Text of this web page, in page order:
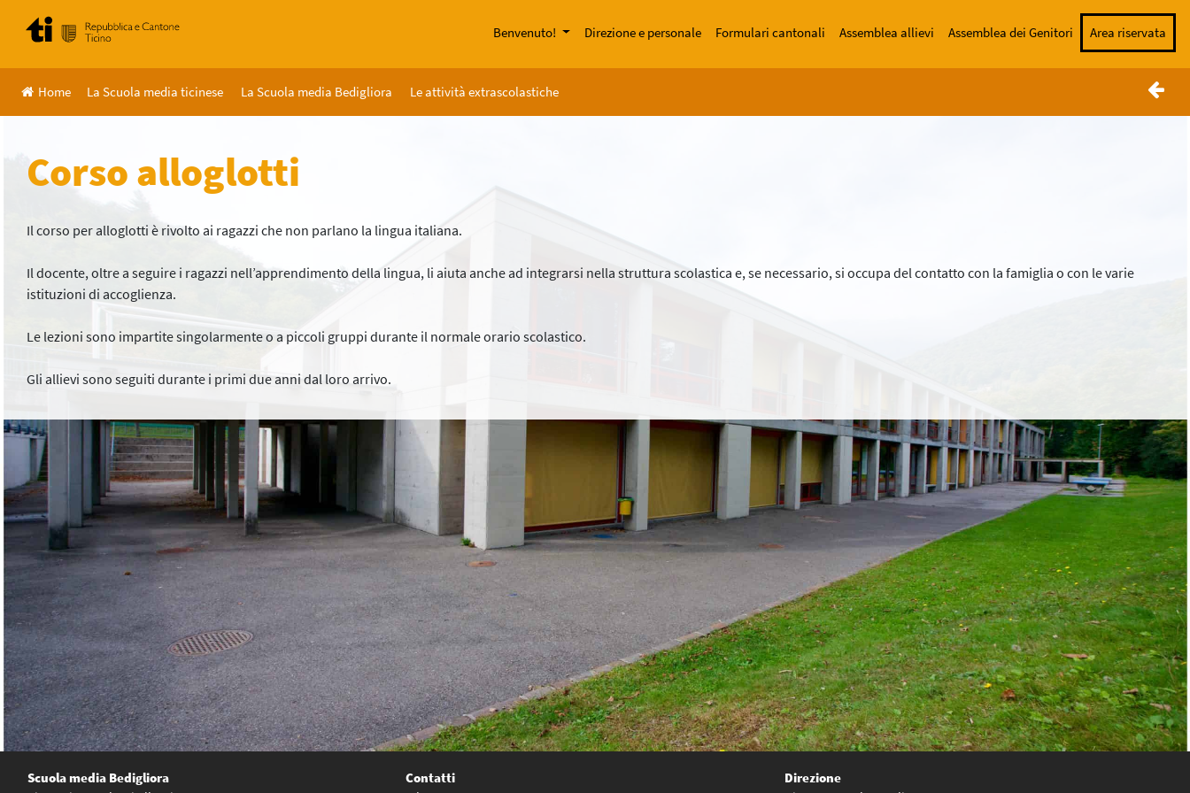
content
Benvenuto! Direzione e personale Formulari cantonali Assemblea allievi Assemblea dei Genitori Area riservata
Home La Scuola media ticinese La Scuola media Bedigliora Le attività extrascolastiche
Corso alloglotti
Il corso per alloglotti è rivolto ai ragazzi che non parlano la lingua italiana.
Il docente, oltre a seguire i ragazzi nell’apprendimento della lingua, li aiuta anche ad integrarsi nella struttura scolastica e, se necessario, si occupa del contatto con la famiglia o con le varie
istituzioni di accoglienza.
Le lezioni sono impartite singolarmente o a piccoli gruppi durante il normale orario scolastico.
Gli allievi sono seguiti durante i primi due anni dal loro arrivo.
Scuola media Bedigliora
Contatti
Direzione